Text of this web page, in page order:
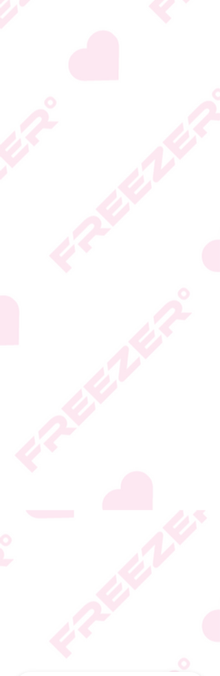
היצרן או גוף הכשרות;
המידע המעודכן מופיע על
* טעות סופר בתיאור המוצר
או במחירו לא תחייב את